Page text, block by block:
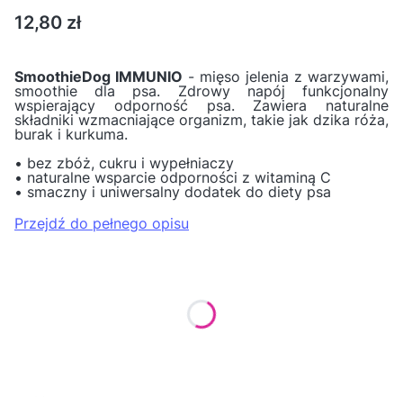
Cena
12,80 zł
SmoothieDog IMMUNIO - mięso jelenia z warzywami,
smoothie dla psa. Zdrowy napój funkcjonalny
wspierający odporność psa. Zawiera naturalne
składniki wzmacniające organizm, takie jak dzika róża,
burak i kurkuma.
• bez zbóż, cukru i wypełniaczy
• naturalne wsparcie odporności z witaminą C
• smaczny i uniwersalny dodatek do diety psa
Przejdź do pełnego opisu